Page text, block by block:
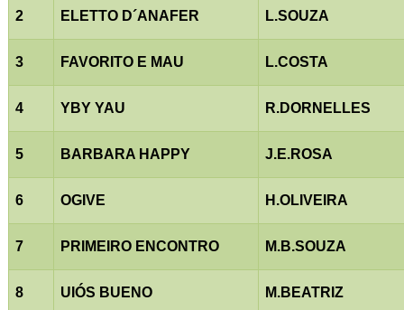
2 ELETTO D´ANAFER L.SOUZA
3 FAVORITO E MAU L.COSTA
4 YBY YAU R.DORNELLES
5 BARBARA HAPPY J.E.ROSA
6 OGIVE H.OLIVEIRA
7 PRIMEIRO ENCONTRO M.B.SOUZA
8 UIÓS BUENO M.BEATRIZ